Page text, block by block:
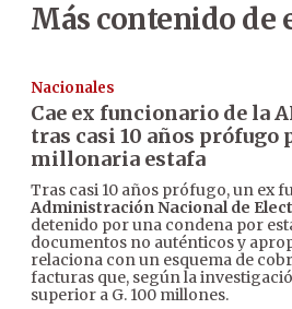
Más contenido de
Nacionales
Cae ex funcionario de la
tras casi 10 años prófugo
millonaria estafa
Tras casi 10 años prófugo, un ex
Administración Nacional de
detenido por una condena por
documentos no auténticos y
relaciona con un esquema de
facturas que, según la
superior a G. 100 millones.